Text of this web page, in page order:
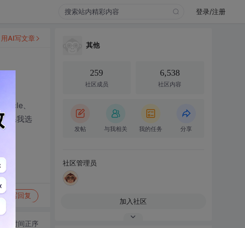
登录/注册
、
系我选
写回复
用AI写文章
为时间正序
其他
259
社区成员
6,538
社区内容
发帖 与我相关 我的任务 分享
社区管理员
加入社区